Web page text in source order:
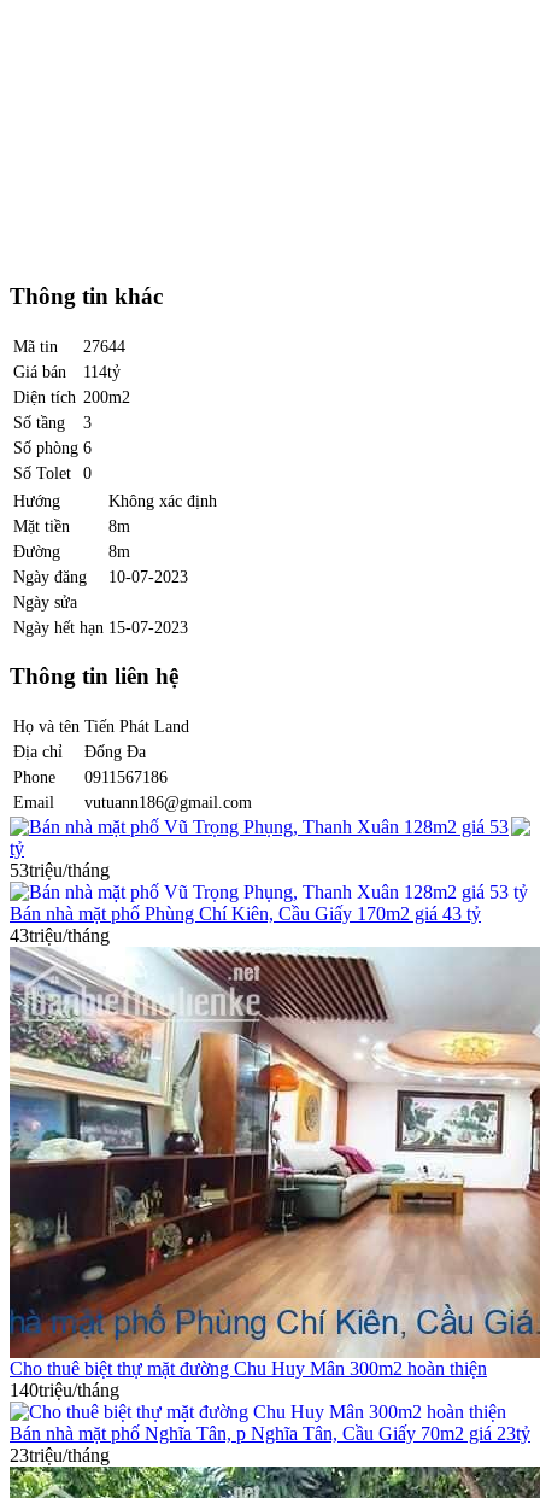
Thông tin khác
Mã tin
27644
Giá bán
114tỷ
Diện tích 200m2
Số tầng
3
Số phòng 6
Số Tolet
0
Hướng
Không xác định
Mặt tiền
8m
Đường
8m
Ngày đăng
10-07-2023
Ngày sửa
Ngày hết hạn 15-07-2023
Thông tin liên hệ
Họ và tên Tiến Phát Land
Địa chỉ
Đống Đa
Phone
0911567186
Email
vutuann186@gmail.com
Bán nhà mặt phố Vũ Trọng Phụng, Thanh Xuân 128m2 giá 53
tỷ
53triệu/tháng
Bán nhà mặt phố Phùng Chí Kiên, Cầu Giấy 170m2 giá 43 tỷ
43triệu/tháng
Cho thuê biệt thự mặt đường Chu Huy Mân 300m2 hoàn thiện
140triệu/tháng
Bán nhà mặt phố Nghĩa Tân, p Nghĩa Tân, Cầu Giấy 70m2 giá 23tỷ
23triệu/tháng